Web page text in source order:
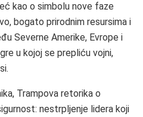
kao o simbolu nove faze
bogato prirodnim resursima i
Severne Amerike, Evrope i
u kojoj se prepliću vojni,
Trampova retorika o
nestrpljenje lidera koji